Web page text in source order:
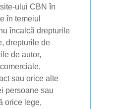
ului CBN în
în temeiul
încalcă drepturile
drepturile de
de autor,
sau orice alte
persoane sau
orice lege,